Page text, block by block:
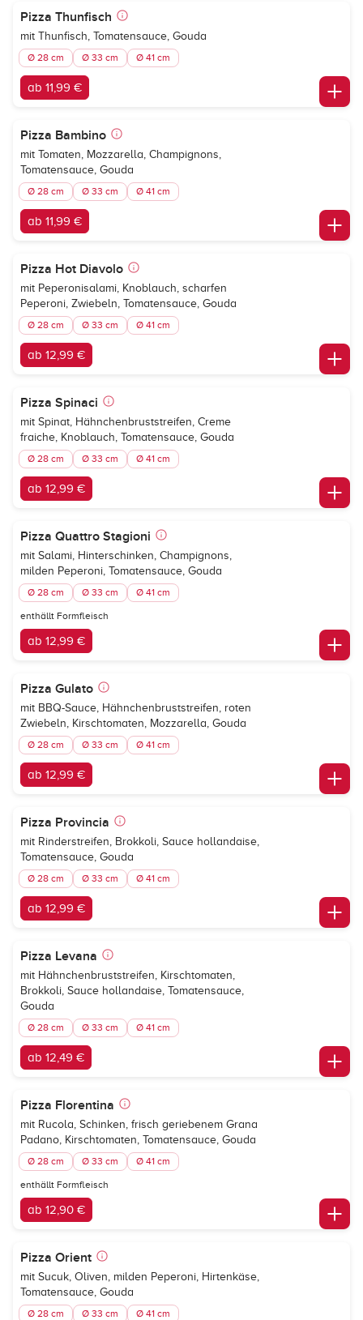
Pizza Thunfisch
mit Thunfisch, Tomatensauce, Gouda
Ø 28 cm Ø 33 cm Ø 41 cm
ab 11,99 €
Pizza Bambino
mit Tomaten, Mozzarella, Champignons,
Tomatensauce, Gouda
Ø 28 cm Ø 33 cm Ø 41 cm
ab 11,99 €
Pizza Hot Diavolo
mit Peperonisalami, Knoblauch, scharfen
Peperoni, Zwiebeln, Tomatensauce, Gouda
Ø 28 cm Ø 33 cm Ø 41 cm
ab 12,99 €
Pizza Spinaci
mit Spinat, Hähnchenbruststreifen, Creme
fraiche, Knoblauch, Tomatensauce, Gouda
Ø 28 cm Ø 33 cm Ø 41 cm
ab 12,99 €
Pizza Quattro Stagioni
mit Salami, Hinterschinken, Champignons,
milden Peperoni, Tomatensauce, Gouda
Ø 28 cm Ø 33 cm Ø 41 cm
enthällt Formfleisch
ab 12,99 €
Pizza Gulato
mit BBQ-Sauce, Hähnchenbruststreifen, roten
Zwiebeln, Kirschtomaten, Mozzarella, Gouda
Ø 28 cm Ø 33 cm Ø 41 cm
ab 12,99 €
Pizza Provincia
mit Rinderstreifen, Brokkoli, Sauce hollandaise,
Tomatensauce, Gouda
Ø 28 cm Ø 33 cm Ø 41 cm
ab 12,99 €
Pizza Levana
mit Hähnchenbruststreifen, Kirschtomaten,
Brokkoli, Sauce hollandaise, Tomatensauce,
Gouda
Ø 28 cm Ø 33 cm Ø 41 cm
ab 12,49 €
Pizza Florentina
mit Rucola, Schinken, frisch geriebenem Grana
Padano, Kirschtomaten, Tomatensauce, Gouda
Ø 28 cm Ø 33 cm Ø 41 cm
enthällt Formfleisch
ab 12,90 €
Pizza Orient
mit Sucuk, Oliven, milden Peperoni, Hirtenkäse,
Tomatensauce, Gouda
Ø 28 cm Ø 33 cm Ø 41 cm